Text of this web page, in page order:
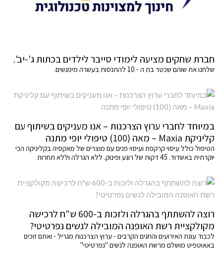
חברת שחקים מציעה לימודי סייבר לילדים בכתות ג'-יב'.
שלחנו את שוהם שכטר בת ה - 10 להתנסות בעשרה מיפגשים.
במיוחד לחברי ערוץ הצרכנות – אנו מעניקים בשיתוף עם
קליניקת Maxia – מאה (100) טיפולי יופי מתנה
הטיפול כולל עיסוי קרקפת ועיסוי פנים עם מוצרים של מאקסיה בקליניקה הכי
יוקרתית באשדוד. 45 דקות של רוגע ופינוק. ללא הגרלה וללא תחרות
רוצה להשתתף בהגרלה ולזכות ב-600 ש"ח לרכישה
מקולקציית רשת האופנה המובילה לנשים נפרטיטי?
לכבוד עונת האירועים והחגים הקרבים - ערוץ הצרכנות מגריל - ואתם זוכים
באאוטפיט מושלם מרשת האופנה לנשים "נפרטיטי"